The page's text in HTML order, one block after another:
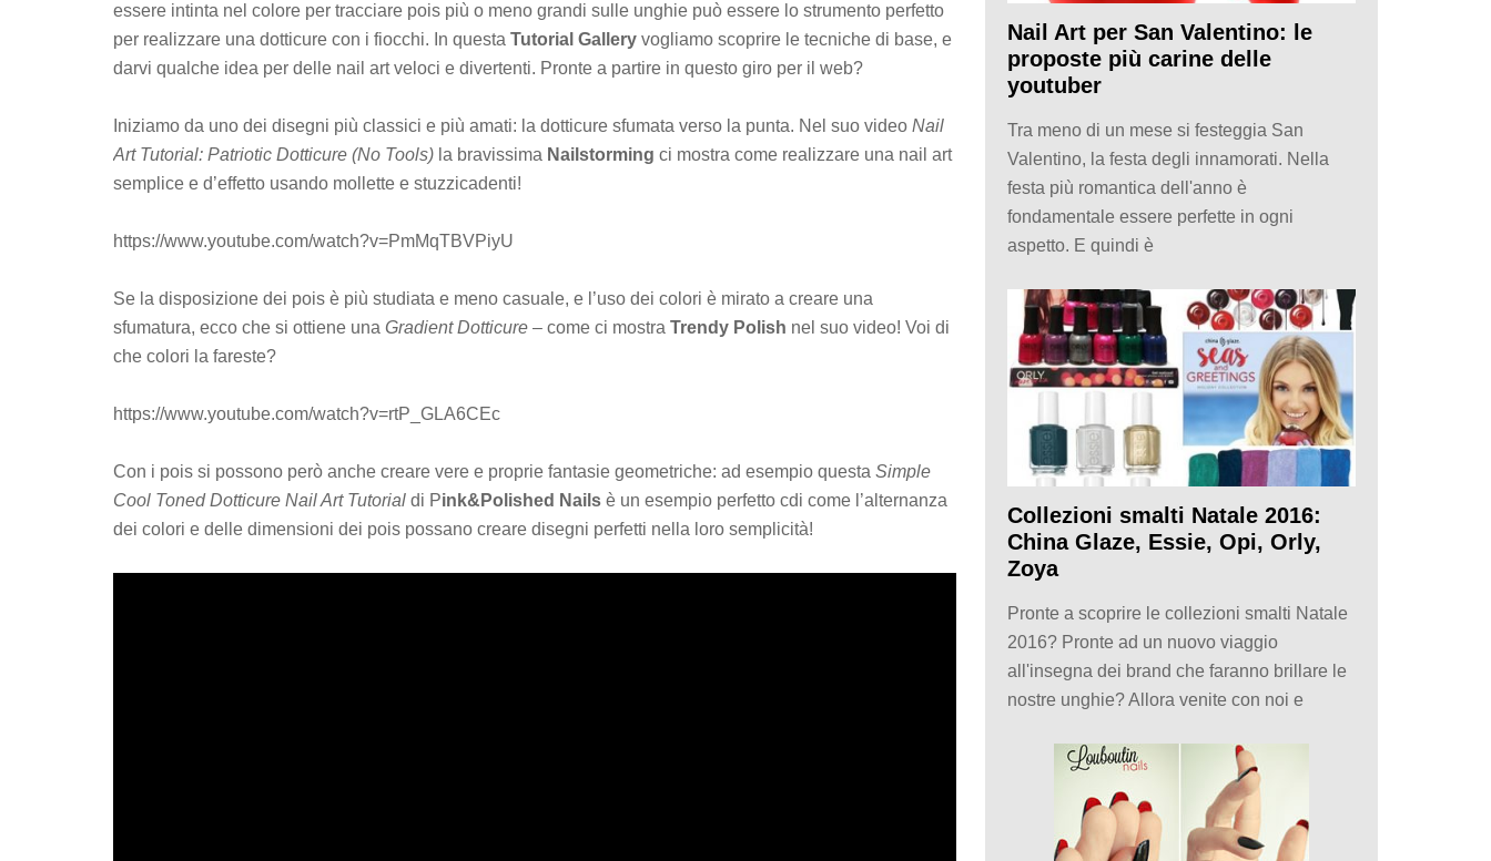
essere intinta nel colore per tracciare pois più o meno grandi sulle unghie può essere lo strumento perfetto
per realizzare una dotticure con i fiocchi. In questa Tutorial Gallery vogliamo scoprire le tecniche di base, e
darvi qualche idea per delle nail art veloci e divertenti. Pronte a partire in questo giro per il web?
Iniziamo da uno dei disegni più classici e più amati: la dotticure sfumata verso la punta. Nel suo video Nail
Art Tutorial: Patriotic Dotticure (No Tools) la bravissima Nailstorming ci mostra come realizzare una nail art
semplice e d’effetto usando mollette e stuzzicadenti!
https://www.youtube.com/watch?v=PmMqTBVPiyU
Se la disposizione dei pois è più studiata e meno casuale, e l’uso dei colori è mirato a creare una
sfumatura, ecco che si ottiene una Gradient Dotticure – come ci mostra Trendy Polish nel suo video! Voi di
che colori la fareste?
https://www.youtube.com/watch?v=rtP_GLA6CEc
Con i pois si possono però anche creare vere e proprie fantasie geometriche: ad esempio questa Simple
Cool Toned Dotticure Nail Art Tutorial di Pink&Polished Nails è un esempio perfetto cdi come l’alternanza
dei colori e delle dimensioni dei pois possano creare disegni perfetti nella loro semplicità!
Nail Art per San Valentino: le
proposte più carine delle
youtuber
Tra meno di un mese si festeggia San
Valentino, la festa degli innamorati. Nella
festa più romantica dell'anno è
fondamentale essere perfette in ogni
aspetto. E quindi è
Collezioni smalti Natale 2016:
China Glaze, Essie, Opi, Orly,
Zoya
Pronte a scoprire le collezioni smalti Natale
2016? Pronte ad un nuovo viaggio
all'insegna dei brand che faranno brillare le
nostre unghie? Allora venite con noi e